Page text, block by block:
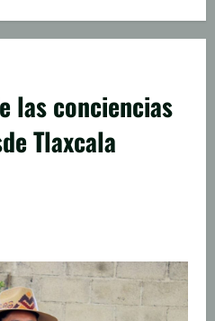
las conciencias
Tlaxcala